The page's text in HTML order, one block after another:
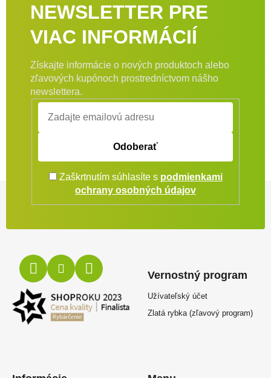
NEWSLETTER PRE
VIAC INFORMÁCIÍ
Získajte informácie o nových produktoch alebo
zľavových kupónoch prostredníctvom nášho
newslettera.
Odoberať
Zaškrtnutím súhlasíte s podmienkami
ochrany osobných údajov
Vernostný program
Užívateľský účet
Zlatá rybka (zľavový program)